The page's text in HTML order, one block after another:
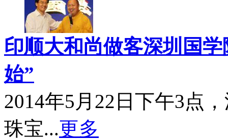
印顺大和尚做客深圳国
始”
2014年5月22日下午3点
珠宝...更多